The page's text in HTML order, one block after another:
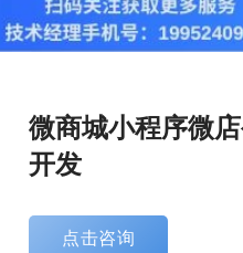
微商城小程序微
开发
点击咨询